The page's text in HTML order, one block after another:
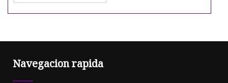
Navegacion rapida